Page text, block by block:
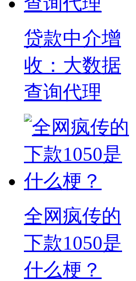
贷款中介增
收：大数据
查询代理
全网疯传的
下款1050是
什么梗？